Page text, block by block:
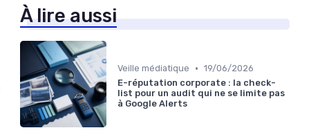
À lire aussi
Veille médiatique • 19/06/2026
E-réputation corporate : la check-
list pour un audit qui ne se limite pas
à Google Alerts